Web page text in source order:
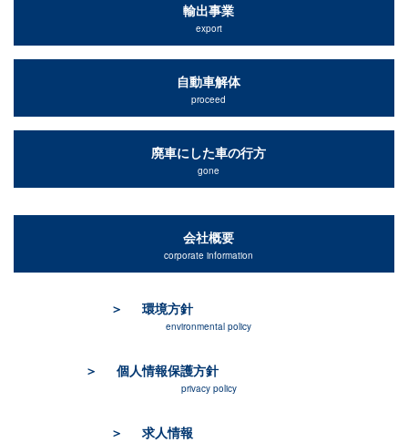
輸出事業
export
自動車解体
proceed
廃車にした車の行方
gone
会社概要
corporate information
環境方針
environmental policy
個人情報保護方針
privacy policy
求人情報